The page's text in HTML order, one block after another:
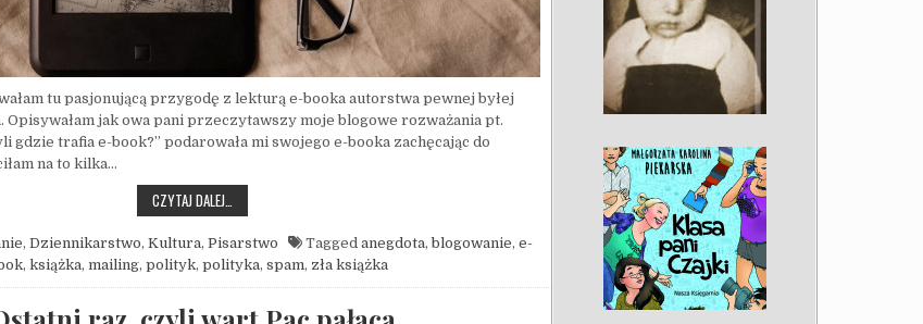
tu pasjonującą przygodę z lekturą e-booka autorstwa pewnej byłej
Opisywałam jak owa pani przeczytawszy moje blogowe rozważania pt.
gdzie trafia e-book?” podarowała mi swojego e-booka zachęcając do
na to kilka…
CZYTAJ DALEJ…
, Dziennikarstwo, Kultura, Pisarstwo Tagged anegdota,blogowanie, e-
, książka, mailing, polityk, polityka, spam, zła książka